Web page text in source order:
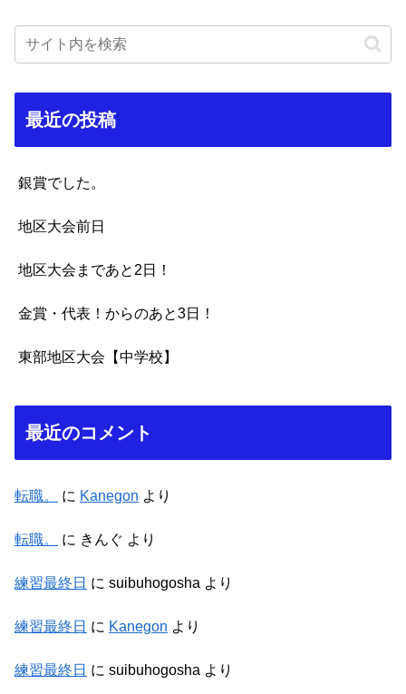
最近の投稿
銀賞でした。
地区大会前日
地区大会まであと2日！
金賞・代表！からのあと3日！
東部地区大会【中学校】
最近のコメント
転職。 に Kanegon より
転職。 に きんぐ より
練習最終日 に suibuhogosha より
練習最終日 に Kanegon より
練習最終日 に suibuhogosha より